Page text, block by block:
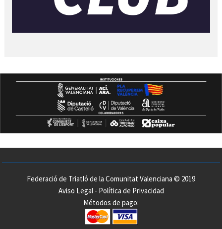
Federació de Triatló de la Comunitat Valenciana © 2019
Aviso Legal- Política de Privacidad
Métodos de pago: